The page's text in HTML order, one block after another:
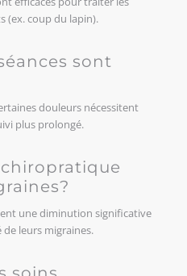
(ex. coup du lapin).
sont
douleurs nécessitent
plus prolongé.
chiropratique
une diminution significative
de leurs migraines.